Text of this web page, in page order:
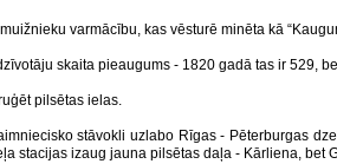
varmācību, kas vēsturē minēta kā
skaita pieaugums - 1820 gadā tas ir 529,
pilsētas ielas.
stāvokli uzlabo Rīgas - Pēterburgas
stacijas izaug jauna pilsētas daļa - Kārliena, bet